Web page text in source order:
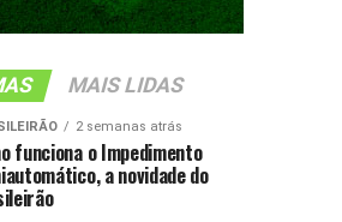
MAIS LIDAS
2 semanas atrás
funciona o Impedimento
a novidade do